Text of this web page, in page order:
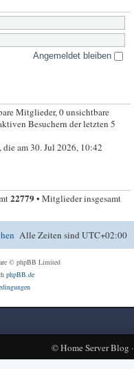
Angemeldet bleiben
Mitglieder, 0 unsichtbare
Besuchern der letzten 5
die am 30. Jul 2026, 10:42
22779• Mitglieder insgesamt
Alle Zeiten sindUTC+02:00
© phpBB Limited
phpBB.de
©Home Server Blog